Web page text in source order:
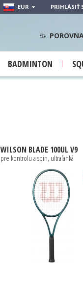
BADMINTON
EUR PRIHLÁSIŤ
WILSON BLADE 100UL V9
pre kontrolu a spin, ultraľahká